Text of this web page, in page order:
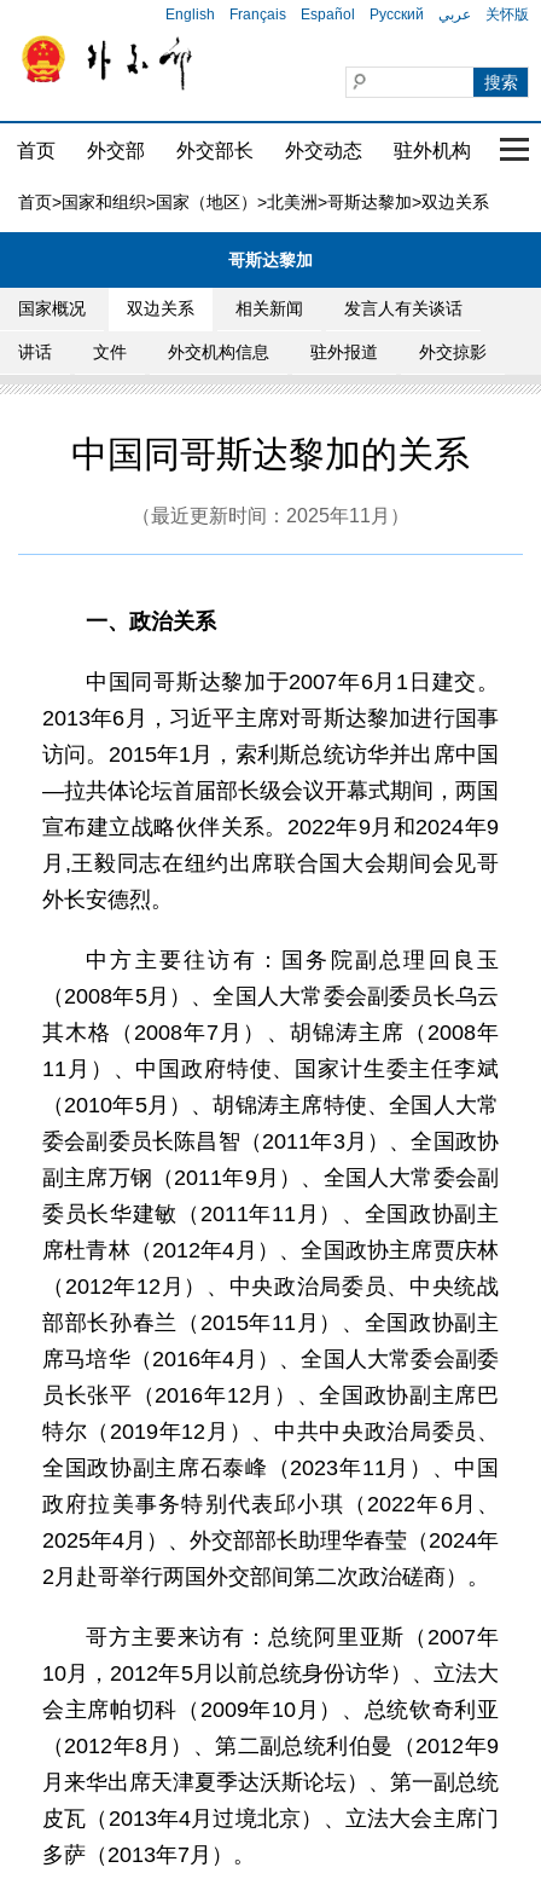
English Français Español Русский عربي 关怀版
首页 外交部 外交部长 外交动态 驻外机构 国
首页>国家和组织>国家（地区） >北美洲>哥斯达黎加>双边关系
哥斯达黎加
国家概况 双边关系 相关新闻 发言人有关谈话
讲话 文件 外交机构信息 驻外报道 外交掠影
中国同哥斯达黎加的关系
（最近更新时间：2025年11月）
一、政治关系
中国同哥斯达黎加于2007年6月1日建交。
2013年6月，习近平主席对哥斯达黎加进行国事
访问。2015年1月，索利斯总统访华并出席中国
—拉共体论坛首届部长级会议开幕式期间，两国
宣布建立战略伙伴关系。2022年9月和2024年9
月,王毅同志在纽约出席联合国大会期间会见哥
外长安德烈。
中方主要往访有：国务院副总理回良玉
（2008年5月）、全国人大常委会副委员长乌云
其木格（2008年7月）、胡锦涛主席（2008年
11月）、中国政府特使、国家计生委主任李斌
（2010年5月）、胡锦涛主席特使、全国人大常
委会副委员长陈昌智（2011年3月）、全国政协
副主席万钢（2011年9月）、全国人大常委会副
委员长华建敏（2011年11月）、全国政协副主
席杜青林（2012年4月）、全国政协主席贾庆林
（2012年12月）、中央政治局委员、中央统战
部部长孙春兰（2015年11月）、全国政协副主
席马培华（2016年4月）、全国人大常委会副委
员长张平（2016年12月）、全国政协副主席巴
特尔（2019年12月）、中共中央政治局委员、
全国政协副主席石泰峰（2023年11月）、中国
政府拉美事务特别代表邱小琪（2022年6月、
2025年4月）、外交部部长助理华春莹（2024年
2月赴哥举行两国外交部间第二次政治磋商）。
哥方主要来访有：总统阿里亚斯（2007年
10月，2012年5月以前总统身份访华）、立法大
会主席帕切科（2009年10月）、总统钦奇利亚
（2012年8月）、第二副总统利伯曼（2012年9
月来华出席天津夏季达沃斯论坛）、第一副总统
皮瓦（2013年4月过境北京）、立法大会主席门
多萨（2013年7月）。